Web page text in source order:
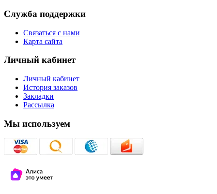
Служба поддержки
Связаться с нами
Карта сайта
Личный кабинет
Личный кабинет
История заказов
Закладки
Рассылка
Мы используем